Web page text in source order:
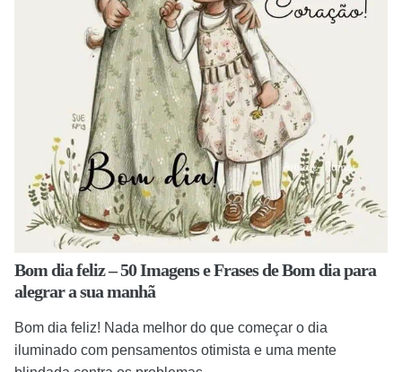
Bom dia feliz – 50 Imagens e Frases de Bom dia para
alegrar a sua manhã
Bom dia feliz! Nada melhor do que começar o dia
iluminado com pensamentos otimista e uma mente